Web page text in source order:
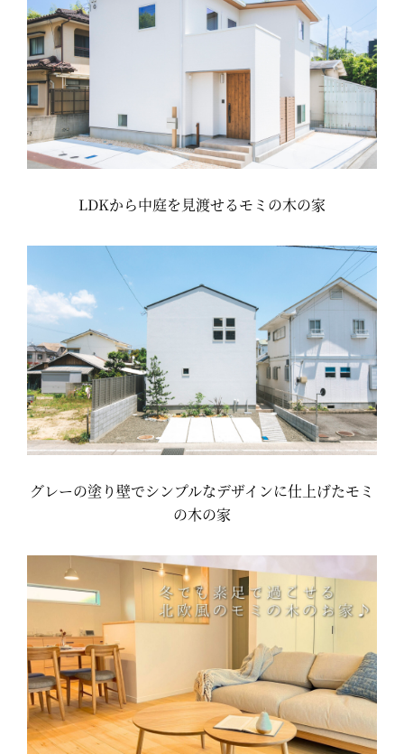
LDKから中庭を見渡せるモミの木の家
グレーの塗り壁でシンプルなデザインに仕上げたモミ
の木の家